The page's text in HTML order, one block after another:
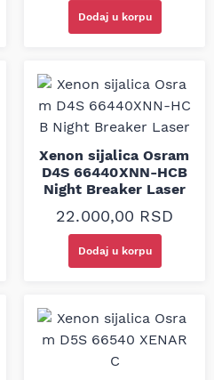
Dodaj u korpu
Xenon sijalica Osram
D4S 66440XNN-HCB
Night Breaker Laser
22.000,00 RSD
Dodaj u korpu